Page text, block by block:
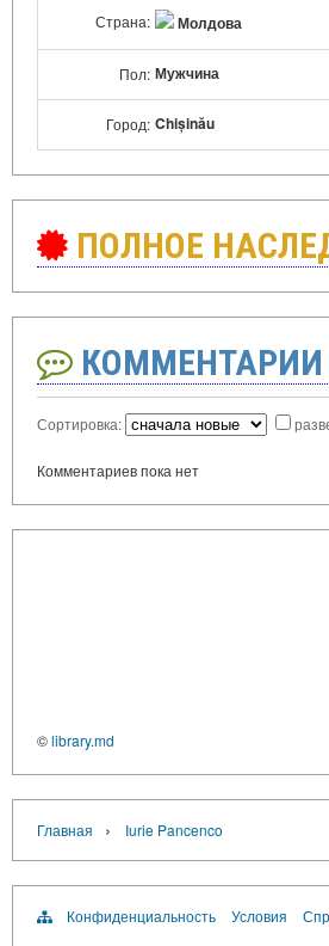
Страна: Молдова
Пол: Мужчина
Город: Chișinău
ПОЛНОЕ
Сортировка:
Комментариев пока нет
©library.md
Главная › Iurie Pancenco
Конфиденциальность Условия